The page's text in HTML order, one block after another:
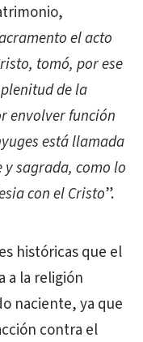
el acto
tomó, por ese
de la
envolver función
está llamada
sagrada, como lo
con el Cristo”.
históricas que el
a la religión
naciente, ya que
contra el